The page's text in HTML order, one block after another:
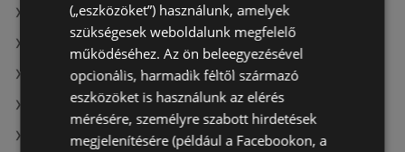
A(z) ÁRKLUB aktuális akciós újságjai
A(z) Metro aktuális akciós újságjai
A(z) Family Frost aktuális akciós újságjai
A(z) AlphaZoo aktuális akciós újságjai
A(z) Ecofamily aktuális akciós újságjai
(„eszközöket”) használunk, amelyek
szükségesek weboldalunk megfelelő
működéséhez. Az ön beleegyezésével
opcionális, harmadik féltől származó
eszközöket is használunk az elérés
mérésére, személyre szabott hirdetések
megjelenítésére (például a Facebookon, a